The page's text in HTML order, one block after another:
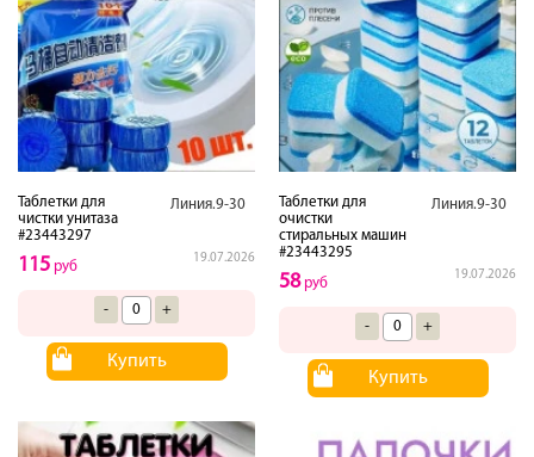
Таблетки для
чистки унитаза
#23443297
Линия.9-30
19.07.2026
115 руб
- +
Купить
Таблетки для
очистки
стиральных машин
#23443295
Линия.9-30
19.07.2026
58руб
- +
Купить